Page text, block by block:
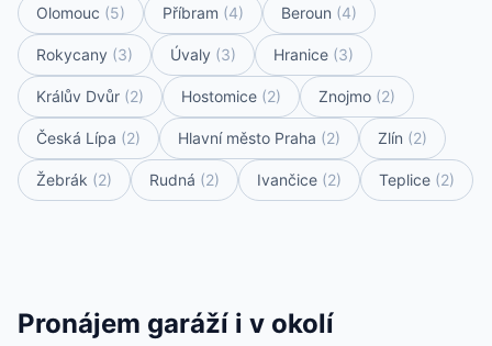
Olomouc (5) Příbram (4) Beroun (4)
Rokycany (3) Úvaly (3) Hranice (3)
Králův Dvůr (2) Hostomice (2) Znojmo (2)
Česká Lípa (2) Hlavní město Praha (2) Zlín (2)
Žebrák (2) Rudná (2) Ivančice (2) Teplice (2)
Pronájem garáží i v okolí